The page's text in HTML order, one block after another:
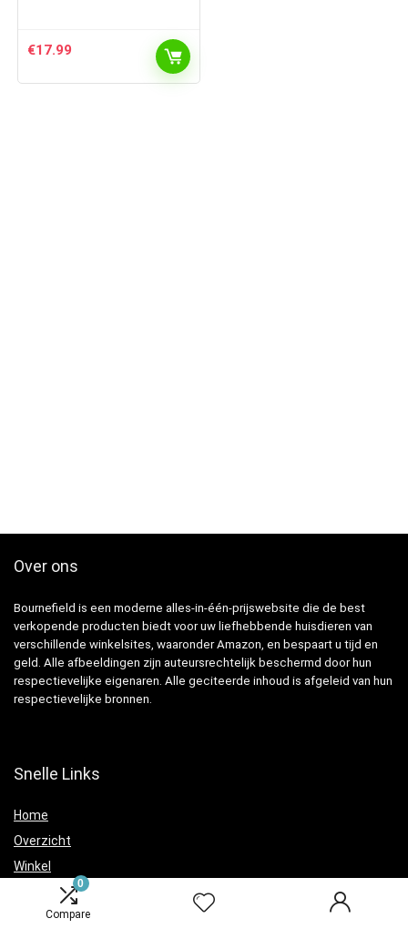
0
Compare
€17.99
Over ons
Bournefield is een moderne alles-in-één-prijswebsite die de best
verkopende producten biedt voor uw liefhebbende huisdieren van
verschillende winkelsites, waaronder Amazon, en bespaart u tijd en
geld. Alle afbeeldingen zijn auteursrechtelijk beschermd door hun
respectievelijke eigenaren. Alle geciteerde inhoud is afgeleid van hun
respectievelijke bronnen.
Snelle Links
Home
Overzicht
Winkel